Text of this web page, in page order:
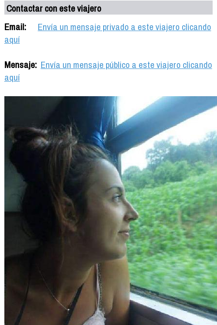
Contactar con este viajero
Email:
Envía un mensaje privado a este viajero clicando
aquí
Mensaje: Envía un mensaje público a este viajero clicando
aquí